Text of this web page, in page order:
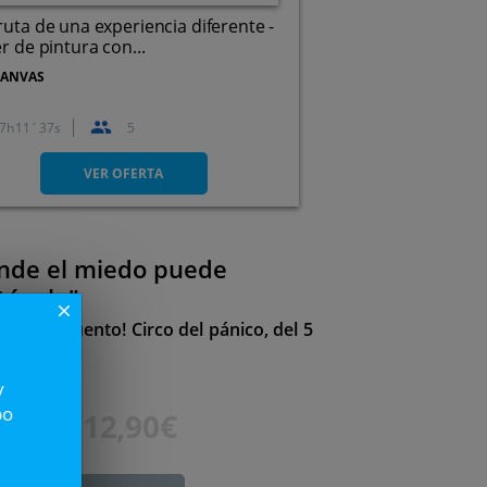
de una experiencia diferente -
de pintura con...
Calle de Juan Martínez
Villergas, 6, 47014. Valladolid.
11 36 5
VER OFERTA
el miedo puede
descuento! Circo del pánico, del 5
close